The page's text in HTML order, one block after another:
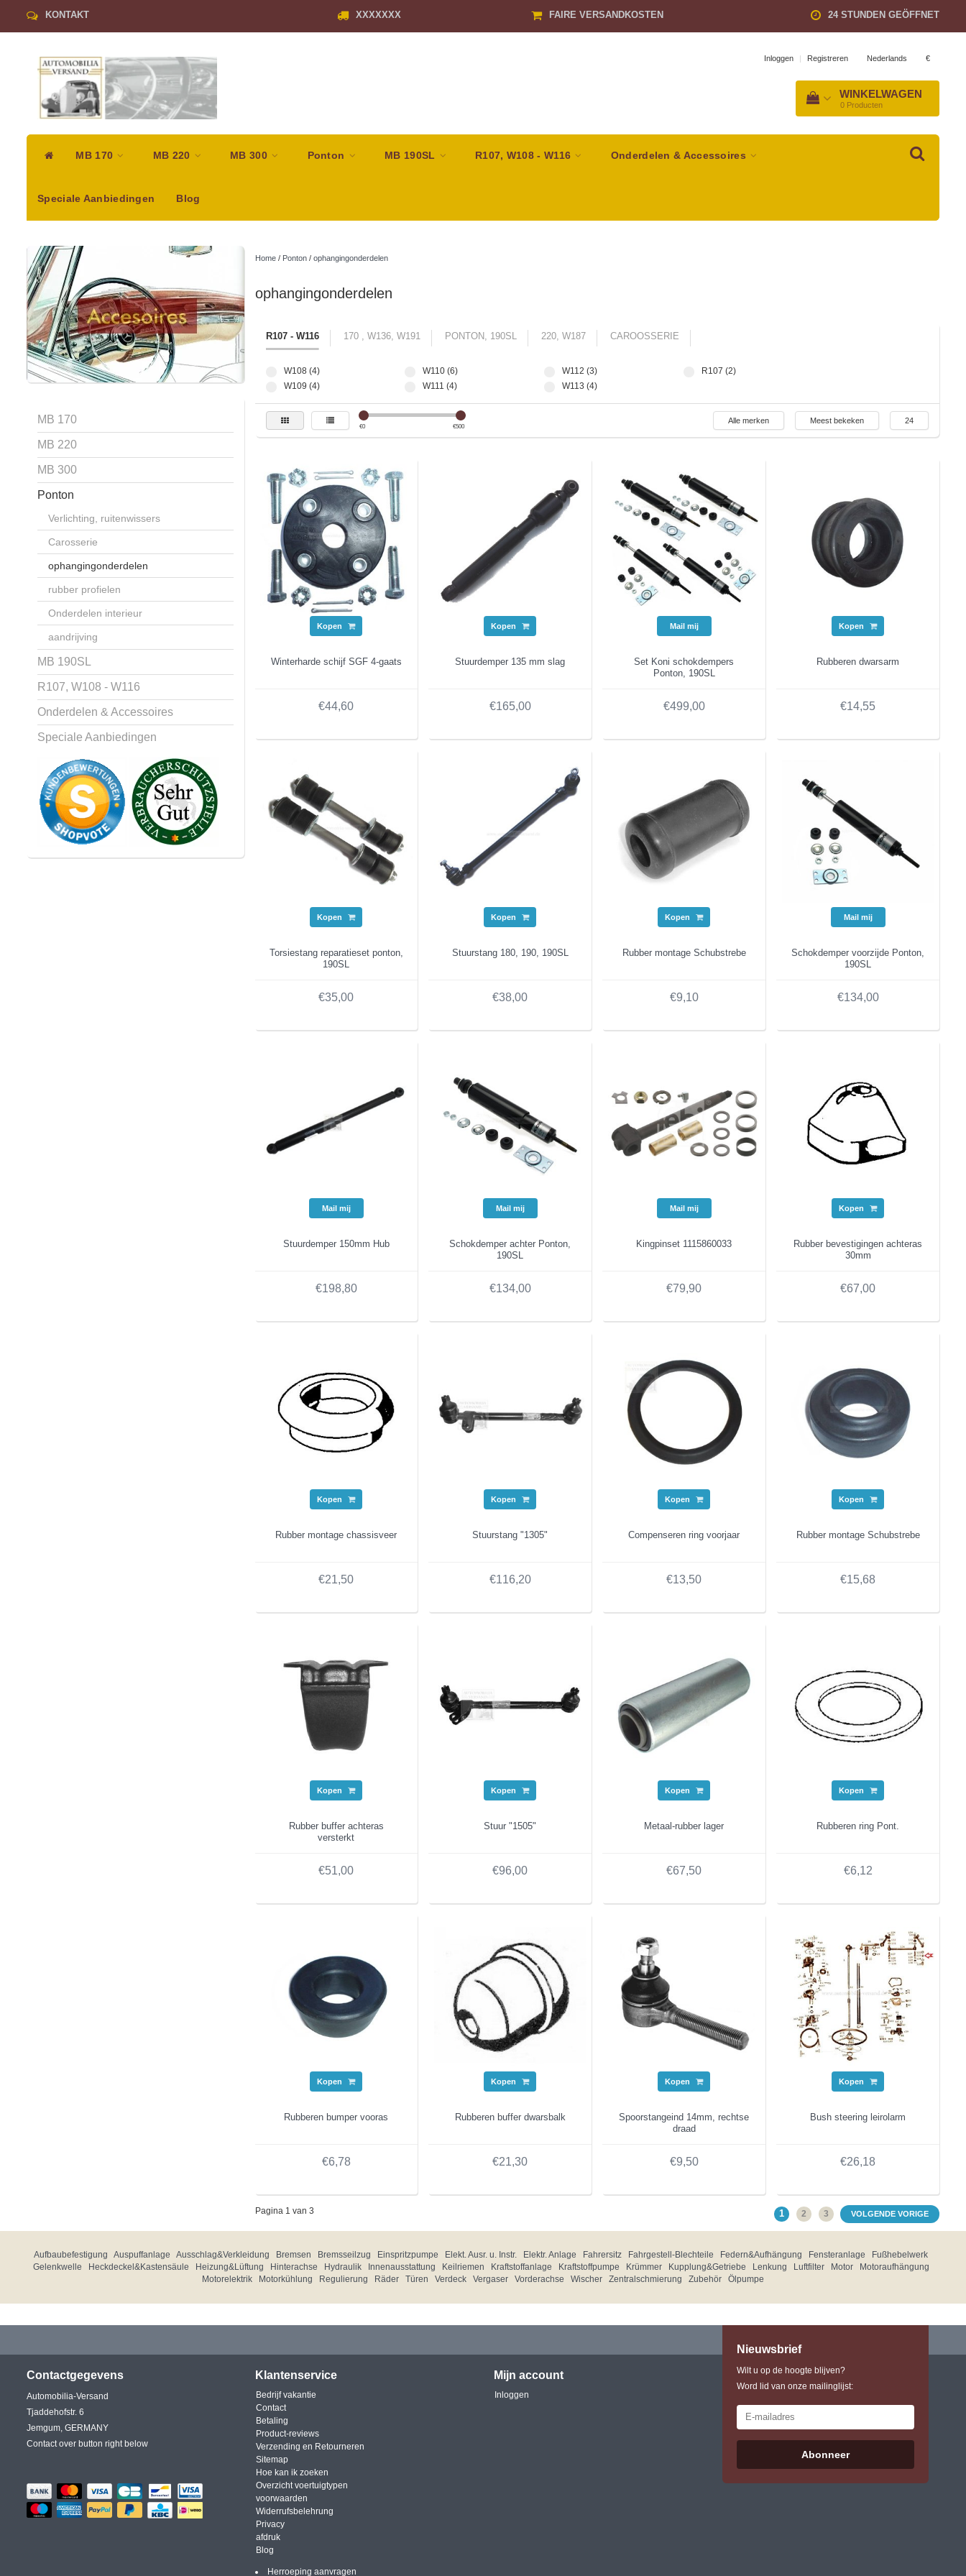
KONTAKT XXXXXXX FAIRE VERSANDKOSTEN 24 STUNDEN GEÖFFNET
Inloggen | Registreren Nederlands €
WINKELWAGEN
0 Producten
MB 170 MB 220 MB 300 Ponton MB 190SL R107, W108 - W116 Onderdelen & Accessoires
Speciale Aanbiedingen Blog
MB 170
MB 220
MB 300
Ponton
Verlichting, ruitenwissers
Carosserie
ophangingonderdelen
rubber profielen
Onderdelen interieur
aandrijving
MB 190SL
R107, W108 - W116
Onderdelen & Accessoires
Speciale Aanbiedingen
Home/ Ponton/ ophangingonderdelen
ophangingonderdelen
R107 - W116 170 , W136, W191 PONTON, 190SL 220, W187 CAROOSSERIE
W108 (4)
W109 (4)
W110 (6)
W111 (4)
W112 (3)
W113 (4)
R107 (2)
€0 €500
Alle merken Meest bekeken 24
Kopen
Winterharde schijf SGF 4-gaats
€44,60
Kopen
Stuurdemper 135 mm slag
€165,00
Mail mij
Set Koni schokdempers
Ponton, 190SL
€499,00
Kopen
Rubberen dwarsarm
€14,55
Kopen
Torsiestang reparatieset ponton,
190SL
€35,00
Kopen
Stuurstang 180, 190, 190SL
€38,00
Kopen
Rubber montage Schubstrebe
€9,10
Mail mij
Schokdemper voorzijde Ponton,
190SL
€134,00
Mail mij
Stuurdemper 150mm Hub
€198,80
Mail mij
Schokdemper achter Ponton,
190SL
€134,00
Mail mij
Kingpinset 1115860033
€79,90
Kopen
Rubber bevestigingen achteras
30mm
€67,00
Kopen
Rubber montage chassisveer
€21,50
Kopen
Stuurstang "1305"
€116,20
Kopen
Compenseren ring voorjaar
€13,50
Kopen
Rubber montage Schubstrebe
€15,68
Kopen
Rubber buffer achteras
versterkt
€51,00
Kopen
Stuur "1505"
€96,00
Kopen
Metaal-rubber lager
€67,50
Kopen
Rubberen ring Pont.
€6,12
Kopen
Rubberen bumper vooras
€6,78
Kopen
Rubberen buffer dwarsbalk
€21,30
Kopen
Spoorstangeind 14mm, rechtse
draad
€9,50
Kopen
Bush steering leirolarm
€26,18
Pagina 1 van 3 1 2 3 VOLGENDE VORIGE
Aufbaubefestigung Auspuffanlage Ausschlag&Verkleidung Bremsen Bremsseilzug Einspritzpumpe Elekt. Ausr. u. Instr. Elektr. Anlage Fahrersitz Fahrgestell-Blechteile Federn&Aufhängung Fensteranlage
Fußhebelwerk
Gelenkwelle
Heckdeckel&Kastensäule Heizung&Lüftung Hinterachse Hydraulik Innenausstattung Keilriemen Kraftstoffanlage Kraftstoffpumpe Krümmer Kupplung&Getriebe Lenkung Luftfilter Motor
Motoraufhängung
Motorelektrik
Motorkühlung Regulierung Räder Türen Verdeck Vergaser Vorderachse Wischer Zentralschmierung Zubehör Ölpumpe
Contactgegevens
Automobilia-Versand
Tjaddehofstr. 6
Jemgum, GERMANY
Contact over button right below
Klantenservice
Bedrijf vakantie
Contact
Betaling
Product-reviews
Verzending en Retourneren
Sitemap
Hoe kan ik zoeken
Overzicht voertuigtypen
voorwaarden
Widerrufsbelehrung
Privacy
afdruk
Blog
Herroeping aanvragen
Mijn account
Inloggen
Nieuwsbrief
Wilt u op de hoogte blijven?
Word lid van onze mailinglijst:
Abonneer